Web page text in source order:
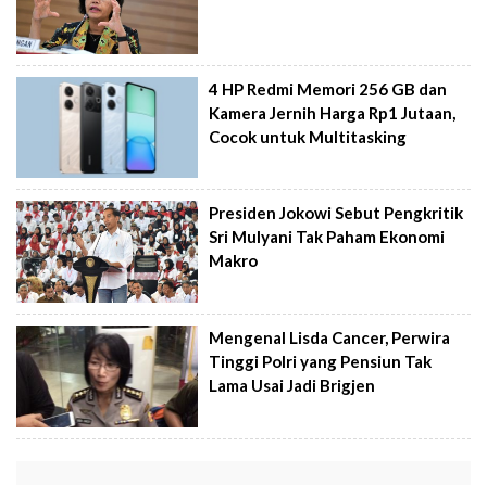
4 HP Redmi Memori 256 GB dan
Kamera Jernih Harga Rp1 Jutaan,
Cocok untuk Multitasking
Presiden Jokowi Sebut Pengkritik
Sri Mulyani Tak Paham Ekonomi
Makro
Mengenal Lisda Cancer, Perwira
Tinggi Polri yang Pensiun Tak
Lama Usai Jadi Brigjen